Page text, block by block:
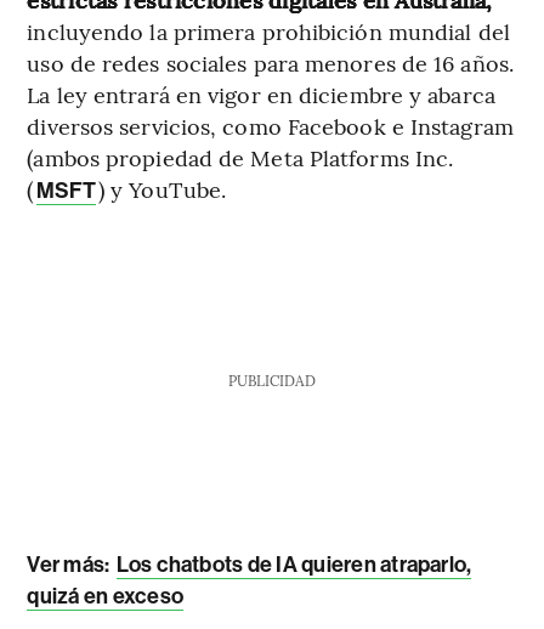
incluyendo la primera prohibición mundial del
uso de redes sociales para menores de 16 años.
La ley entrará en vigor en diciembre y abarca
diversos servicios, como Facebook e Instagram
(ambos propiedad de Meta Platforms Inc.
(MSFT) y YouTube.
PUBLICIDAD
Ver más: Los chatbots de IA quieren atraparlo,
quizá en exceso